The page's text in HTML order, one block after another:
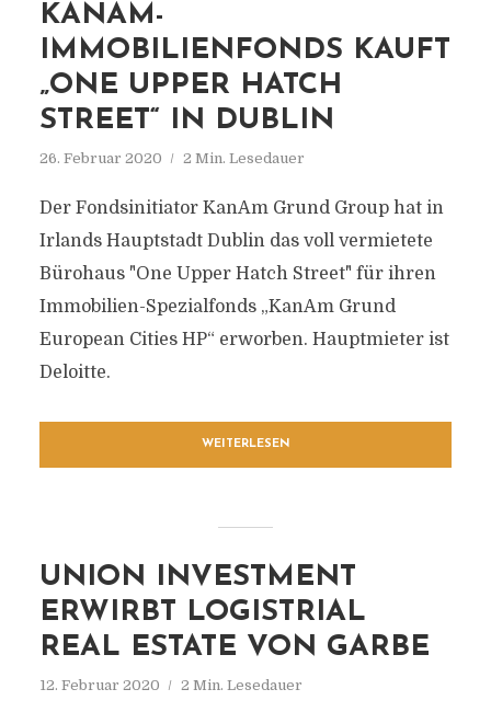
KANAM-
IMMOBILIENFONDS KAUFT
„ONE UPPER HATCH
STREET“ IN DUBLIN
26. Februar 2020 2 Min. Lesedauer
Der Fondsinitiator KanAm Grund Group hat in
Irlands Hauptstadt Dublin das voll vermietete
Bürohaus "One Upper Hatch Street" für ihren
Immobilien-Spezialfonds „KanAm Grund
European Cities HP“ erworben. Hauptmieter ist
Deloitte.
WEITERLESEN
UNION INVESTMENT
ERWIRBT LOGISTRIAL
REAL ESTATE VON GARBE
12. Februar 2020 2 Min. Lesedauer